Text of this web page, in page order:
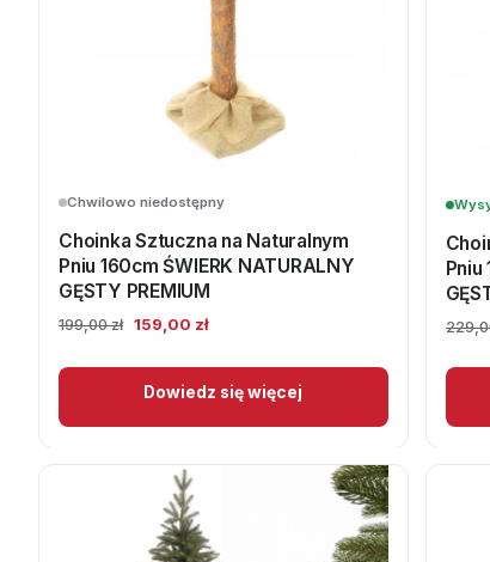
Chwilowo niedostępny
Choinka Sztuczna na Naturalnym
Pniu 160cm ŚWIERK NATURALNY
GĘSTY PREMIUM
199,00zł Pierwotna
wynosiła:
199,00 zł.
159,00 złAktualna
wynosi:
159,00 zł.
Dowiedz się więcej
Pniu